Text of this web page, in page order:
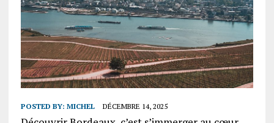
POSTED BY: MICHEL DÉCEMBRE 14, 2025